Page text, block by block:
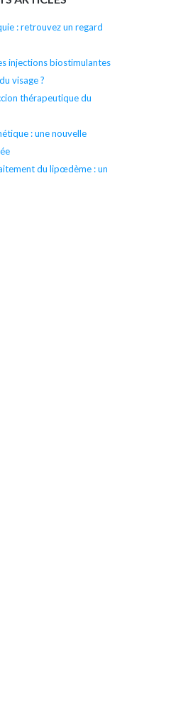
l’article
: retrouvez un regard
injections biostimulantes
visage ?
thérapeutique du
: une nouvelle
du lipœdème : un